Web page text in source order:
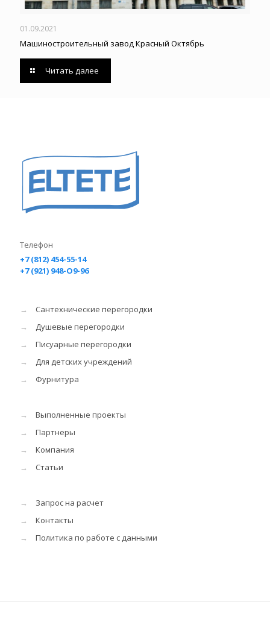
01.09.2021
Машиностроительный завод Красный Октябрь
Читать далее
Телефон
+7 (812) 454-55-14
+7 (921) 948-O9-96
→
Сантехнические перегородки
→
Душевые перегородки
→
Писуарные перегородки
→
Для детских учреждений
→
Фурнитура
→
Выполненные проекты
→
Партнеры
→
Компания
→
Статьи
→
Запрос на расчет
→
Контакты
→
Политика по работе с данными